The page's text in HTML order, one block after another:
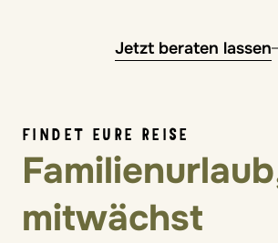
Jetzt beraten lassen
FINDET EURE REISE
mitwächst